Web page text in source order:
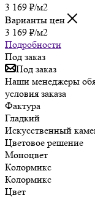
3 169 ₽/м2
Варианты цен
3 169 ₽/м2
Подробности
Под заказ
Под заказ
Наши менеджеры
условия заказа
Фактура
Гладкий
Искусственный
Цветовое решение
Моноцвет
Колормикс
Колормикс
Цвет